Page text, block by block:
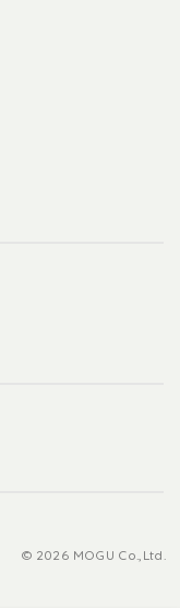
© 2026 MOGU Co.,Ltd.